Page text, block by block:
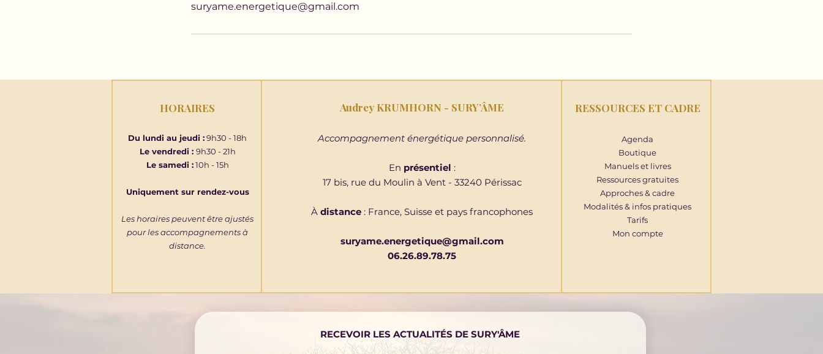
suryame.energetique@gmail.com
HORAIRES
Du lundi au jeudi :9h30 - 18h
Le vendredi : 9h30 - 21h
Le samedi :10h - 15h
Uniquement sur rendez-vous
Les horaires peuvent être ajustés
pour les accompagnements à
distance.
Audrey KRUMHORN - SURY’ÂME
Accompagnement énergétique personnalisé.
En présentiel :
17 bis, rue du Moulin à Vent - 33240 Périssac
À distance : France, Suisse et pays francophones
suryame.energetique@gmail.com
06.26.89.78.75
RESSOURCES ET CADRE
Agenda
Boutique
Manuels et livres
Ressources gratuites
Approches & cadre
Modalités & infos pratiques
Tarifs
Mon compte
RECEVOIR LES ACTUALITÉS DE SURY'ÂME